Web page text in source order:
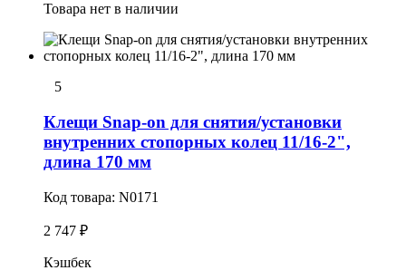
Товара нет в наличии
5
Клещи Snap-on для снятия/установки
внутренних стопоpных колец 11/16-2",
длина 170 мм
Код товара: N0171
2 747 ₽
Кэшбек